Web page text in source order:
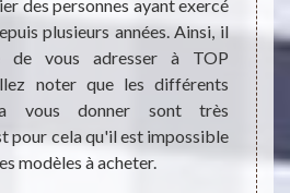
des personnes ayant exercé
plusieurs années. Ainsi, il
de vous adresser à TOP
noter que les différents
vous donner sont très
pour cela qu'il est impossible
modèles à acheter.
dans
les
est
votre